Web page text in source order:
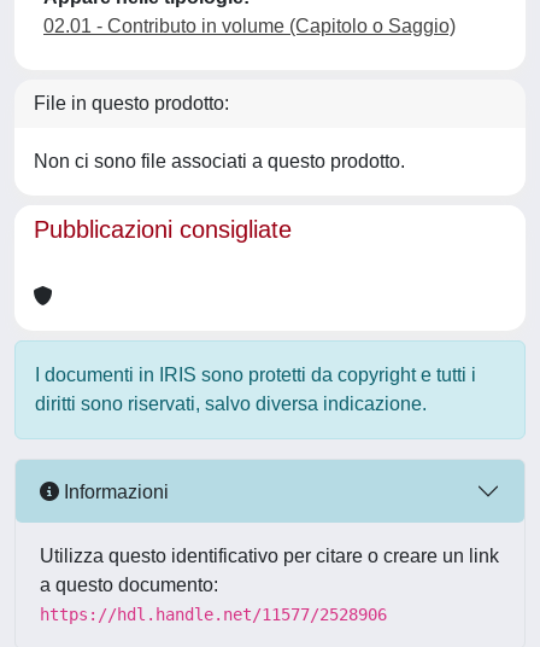
02.01 - Contributo in volume (Capitolo o Saggio)
File in questo prodotto:
Non ci sono file associati a questo prodotto.
Pubblicazioni consigliate
I documenti in IRIS sono protetti da copyright e tutti i
diritti sono riservati, salvo diversa indicazione.
Informazioni
Utilizza questo identificativo per citare o creare un link
a questo documento:
https://hdl.handle.net/11577/2528906